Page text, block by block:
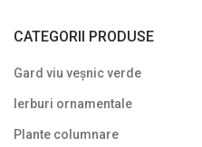
Yucca
Arbuști fructiferi
Conifere
CATEGORII PRODUSE
Gard viu veșnic verde
Ierburi ornamentale
Plante columnare